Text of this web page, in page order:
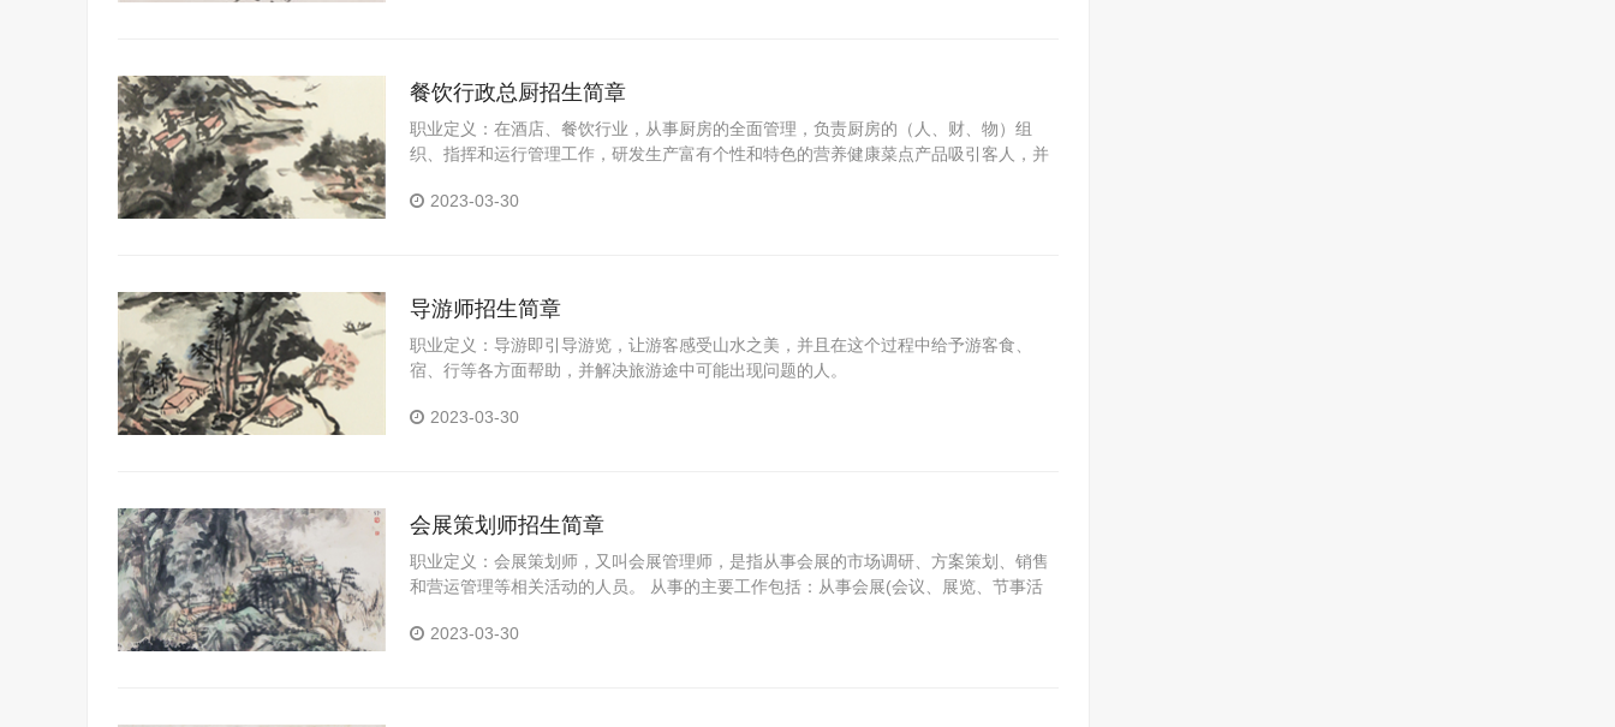
餐饮行政总厨招生简章
职业定义：在酒店、餐饮行业，从事厨房的全面管理，负责厨房的（人、财、物）组
织、指挥和运行管理工作，研发生产富有个性和特色的营养健康菜点产品吸引客人，并
员；或具备上述职业能力的旅游酒店行业管理人员。
2023-03-30
导游师招生简章
职业定义：导游即引导游览，让游客感受山水之美，并且在这个过程中给予游客食、
宿、行等各方面帮助，并解决旅游途中可能出现问题的人。
2023-03-30
会展策划师招生简章
职业定义：会展策划师，又叫会展管理师，是指从事会展的市场调研、方案策划、销售
和营运管理等相关活动的人员。 从事的主要工作包括：从事会展(会议、展览、节事活
算和运营管理等方案的策划；从事会展项目的销售；从事会展的现场运营管理。可在会
2023-03-30